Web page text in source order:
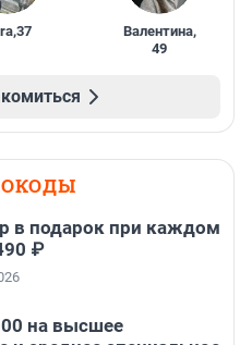
,37 Валентина,
49
в подарок при каждом
₽
на высшее